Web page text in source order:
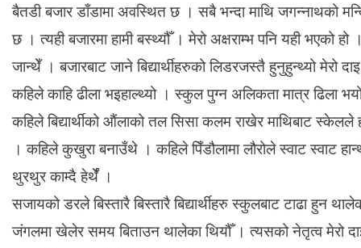
बैतडी बजार डाँडामा अवस्थित छ । सबै भन्दा माथि जगन्नाथको
छ । त्यही बजारमा हामी बस्थ्यौँ । मेरो अक्षराम्भ पनि यही भएको
जान्थेँ । बजारबाट जाने बिद्यार्थीहरुको लिडरजस्तै हुनुहुन्थ्यो मेरो
कहिले काहि ढीला भइहाल्थ्यो । स्कुल पुग्न अलिकता मात्र ढिला
कहिले बिद्यार्थीको औंलाको तल सिसा कलम राखेर माथिबाट
। कहिले कुखुरा बनाउँथे । कहिले पिँडौलामा लौरोले स्वाट
थुरथुर काम्दै हेर्थेँ ।
सजायको डरले बिस्तारै बिस्तारै बिद्यार्थीहरु स्कुलबाट टाढा हुन
जंगलमा खेलेर समय बिताउन थालेका थियौँ । त्यसको नेतृत्व मेरो